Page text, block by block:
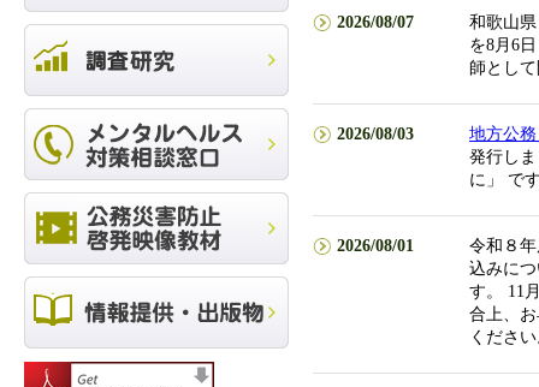
2026/08/07
和歌山
を8月6
師とし
2026/08/03
地方公
発行し
に」 で
2026/08/01
令和８
込みに
す。 11
合上、
くださ